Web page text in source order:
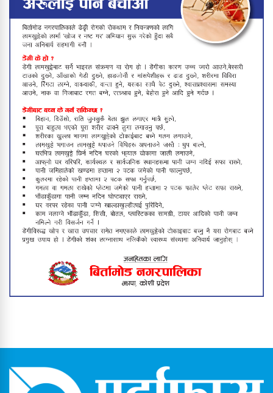
बाबुराम खड्काको फुटबल मोह
बिर्तामोडमा राष्ट्रिय पोषण लेखाजोखा
कार्यक्रम भोलिसम्म सञ्चालन हुने
विपक्षी सांसदले संसद्‌मै मागे प्रधानमन्त्रीको
राजीनामा
बिर्तामोड नगरपालिकाले थाल्यो सडक
विस्तार अभियान